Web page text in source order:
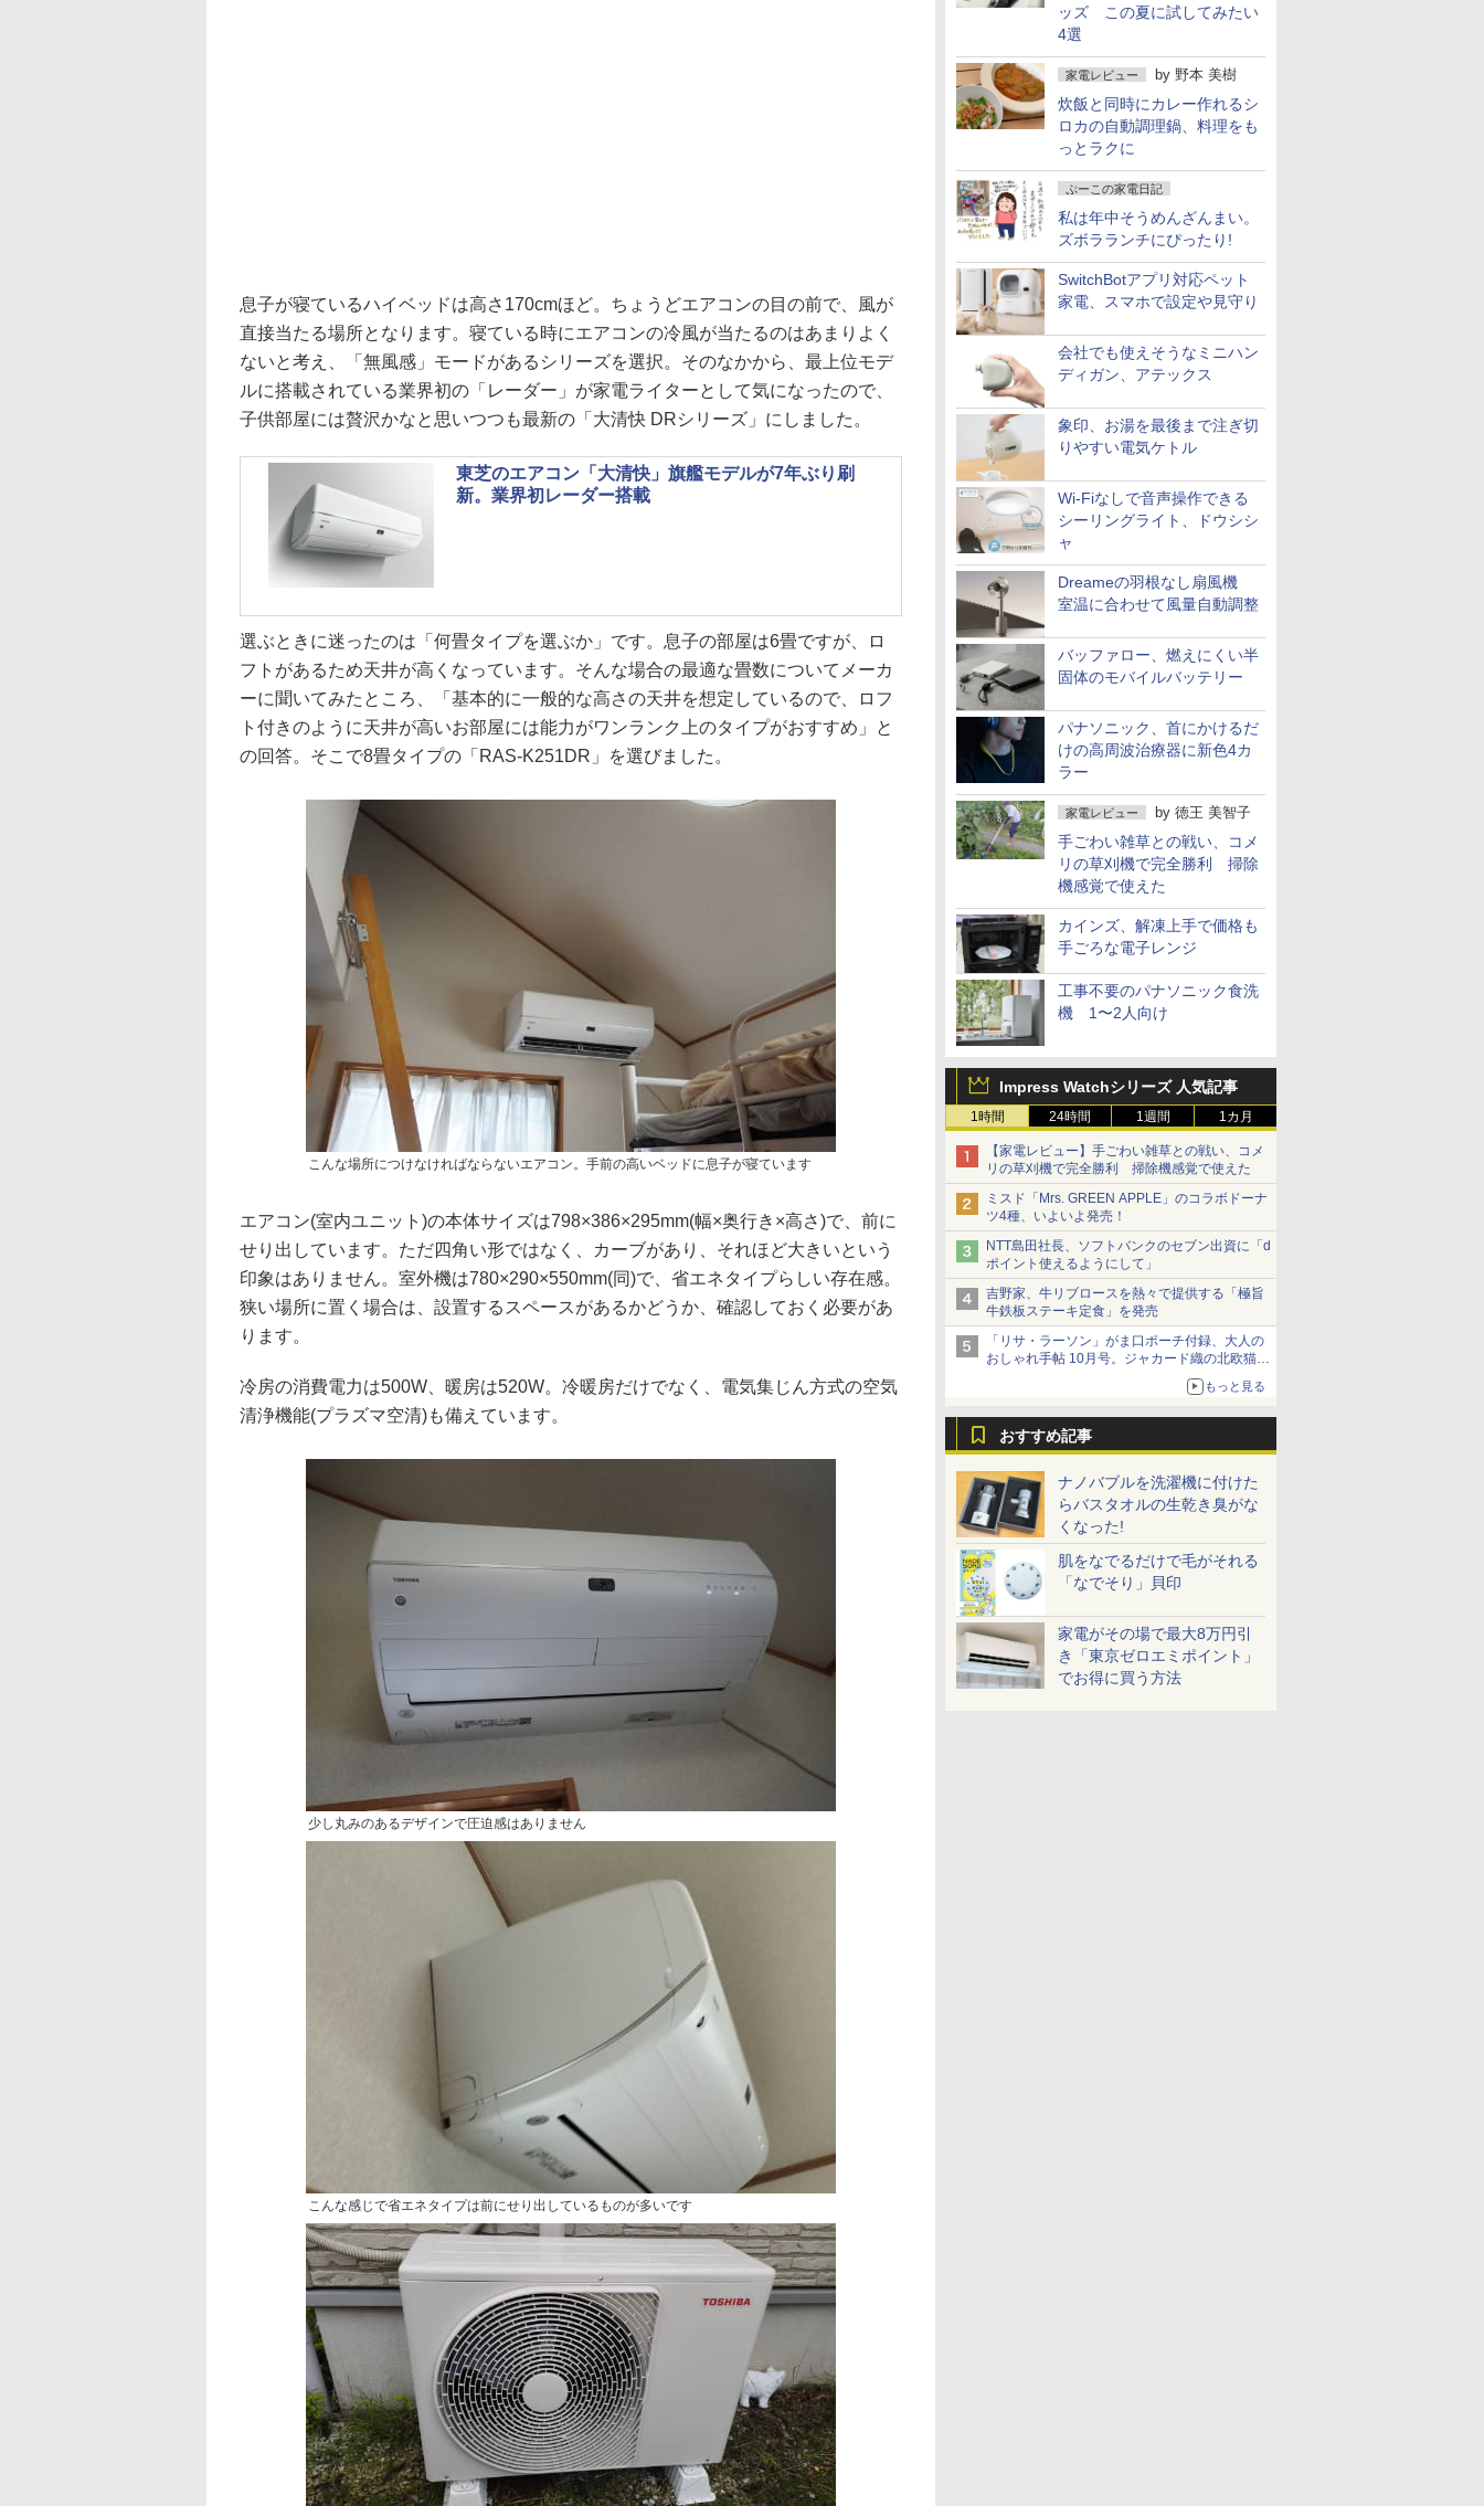
ッズ この夏に試してみたい
4選
家電レビュー by 野本 美樹
炊飯と同時にカレー作れるシ
ロカの自動調理鍋、料理をも
っとラクに
ぷーこの家電日記
私は年中そうめんざんまい。
ズボラランチにぴったり!
SwitchBotアプリ対応ペット
家電、スマホで設定や見守り
会社でも使えそうなミニハン
ディガン、アテックス
象印、お湯を最後まで注ぎ切
りやすい電気ケトル
Wi-Fiなしで音声操作できる
シーリングライト、ドウシシ
ャ
Dreameの羽根なし扇風機
室温に合わせて風量自動調整
バッファロー、燃えにくい半
固体のモバイルバッテリー
パナソニック、首にかけるだ
けの高周波治療器に新色4カ
ラー
家電レビュー by 徳王 美智子
手ごわい雑草との戦い、コメ
リの草刈機で完全勝利 掃除
機感覚で使えた
カインズ、解凍上手で価格も
手ごろな電子レンジ
工事不要のパナソニック食洗
機 1〜2人向け
Impress Watchシリーズ 人気記事
1時間 24時間 1週間 1カ月
【家電レビュー】手ごわい雑草との戦い、コメ
リの草刈機で完全勝利 掃除機感覚で使えた
ミスド「Mrs. GREEN APPLE」のコラボドーナ
ツ4種、いよいよ発売！
NTT島田社長、ソフトバンクのセブン出資に「d
ポイント使えるようにして」
吉野家、牛リブロースを熱々で提供する「極旨
牛鉄板ステーキ定食」を発売
「リサ・ラーソン」がま口ポーチ付録、大人の
おしゃれ手帖 10月号。ジャカード織の北欧猫デ
もっと見る
おすすめ記事
ナノバブルを洗濯機に付けた
らバスタオルの生乾き臭がな
くなった!
肌をなでるだけで毛がそれる
「なでそり」貝印
家電がその場で最大8万円引
き「東京ゼロエミポイント」
でお得に買う方法
息子が寝ているハイベッドは高さ170cmほど。ちょうどエアコンの目の前で、風が
直接当たる場所となります。寝ている時にエアコンの冷風が当たるのはあまりよく
ないと考え、「無風感」モードがあるシリーズを選択。そのなかから、最上位モデ
ルに搭載されている業界初の「レーダー」が家電ライターとして気になったので、
子供部屋には贅沢かなと思いつつも最新の「大清快 DRシリーズ」にしました。
東芝のエアコン「大清快」旗艦モデルが7年ぶり刷
新。業界初レーダー搭載
選ぶときに迷ったのは「何畳タイプを選ぶか」です。息子の部屋は6畳ですが、ロ
フトがあるため天井が高くなっています。そんな場合の最適な畳数についてメーカ
ーに聞いてみたところ、「基本的に一般的な高さの天井を想定しているので、ロフ
ト付きのように天井が高いお部屋には能力がワンランク上のタイプがおすすめ」と
の回答。そこで8畳タイプの「RAS-K251DR」を選びました。
こんな場所につけなければならないエアコン。手前の高いベッドに息子が寝ています
エアコン(室内ユニット)の本体サイズは798×386×295mm(幅×奥行き×高さ)で、前に
せり出しています。ただ四角い形ではなく、カーブがあり、それほど大きいという
印象はありません。室外機は780×290×550mm(同)で、省エネタイプらしい存在感。
狭い場所に置く場合は、設置するスペースがあるかどうか、確認しておく必要があ
ります。
冷房の消費電力は500W、暖房は520W。冷暖房だけでなく、電気集じん方式の空気
清浄機能(プラズマ空清)も備えています。
少し丸みのあるデザインで圧迫感はありません
こんな感じで省エネタイプは前にせり出しているものが多いです